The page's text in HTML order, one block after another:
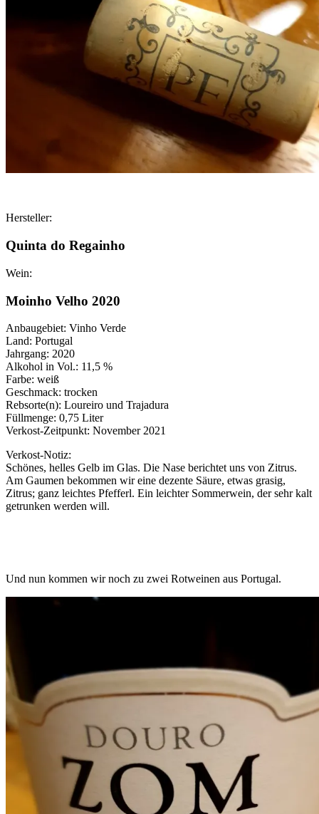
Hersteller:
Quinta do Regainho
Wein:
Moinho Velho 2020
Anbaugebiet: Vinho Verde
Land: Portugal
Jahrgang: 2020
Alkohol in Vol.: 11,5 %
Farbe: weiß
Geschmack: trocken
Rebsorte(n): Loureiro und Trajadura
Füllmenge: 0,75 Liter
Verkost-Zeitpunkt: November 2021
Verkost-Notiz:
Schönes, helles Gelb im Glas. Die Nase berichtet uns von Zitrus.
Am Gaumen bekommen wir eine dezente Säure, etwas grasig,
Zitrus; ganz leichtes Pfefferl. Ein leichter Sommerwein, der sehr kalt
getrunken werden will.
Und nun kommen wir noch zu zwei Rotweinen aus Portugal.